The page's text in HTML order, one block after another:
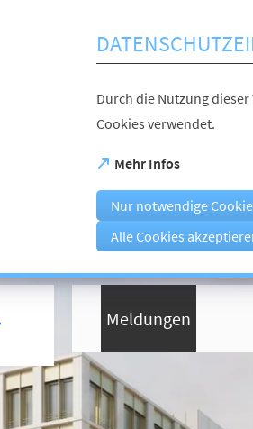
Durch die Nutzung
Cookies verwendet.
Mehr Infos
(Öffnet
einem
neuen
Tab)
Nur notwendige
Alle Cookies
Meldungen